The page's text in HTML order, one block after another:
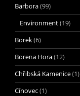
Barbora(99)
Environment(19)
Borek(6)
Borena Hora(12)
Chřibská Kamenice(1)
Cínovec(1)